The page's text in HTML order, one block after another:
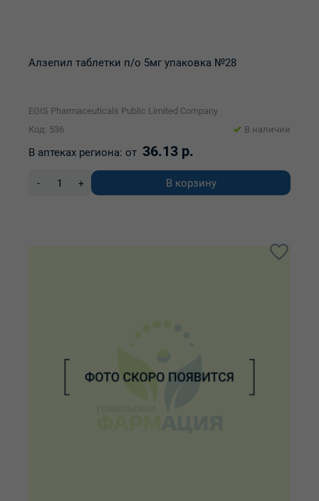
Алзепил таблетки п/о 5мг упаковка №28
EGIS Pharmaceuticals Public Limited Company
Код: 536
В наличии
В аптеках региона: от 36.13 р.
- + В корзину